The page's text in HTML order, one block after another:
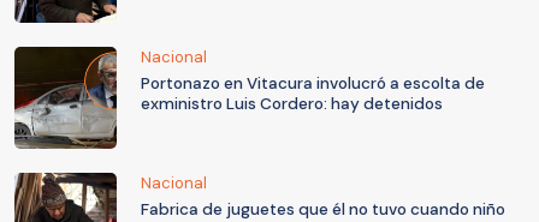
Nacional
Portonazo en Vitacura involucró a escolta de
exministro Luis Cordero: hay detenidos
Nacional
Fabrica de juguetes que él no tuvo cuando niño